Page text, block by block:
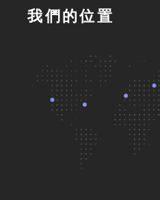
我們的位置